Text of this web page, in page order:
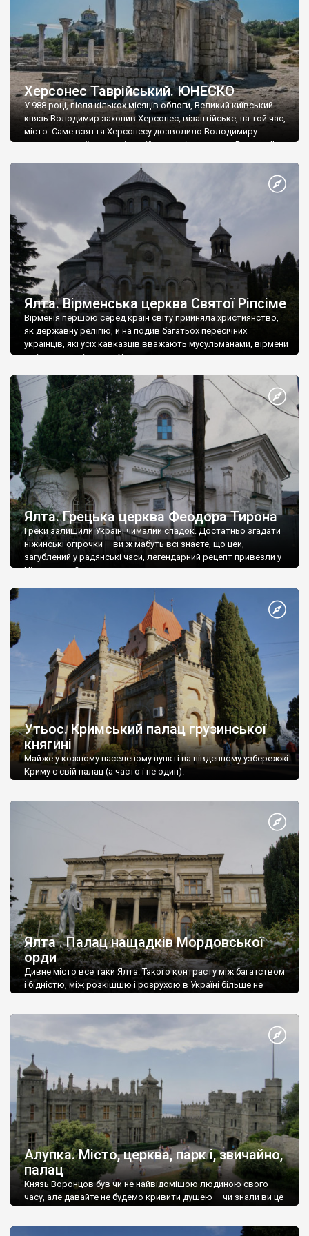
Херсонес Таврійський. ЮНЕСКО
У 988 році, після кількох місяців облоги, Великий київський
князь Володимир захопив Херсонес, візантійське, на той час,
місто. Саме взяття Херсонесу дозволило Володимиру
диктувати свої умови візантійському імператору Василю ІІ, та
Херсонесі Володимир-язичник, став Василем-християнином.
А потім було Хрещення Русі. На честь Херсонесу Таврійського
Ялта. Вірменська церква Святої Ріпсіме
Вірменія першою серед країн світу прийняла християнство,
як державну релігію, й на подив багатьох пересічних
українців, які усіх кавказців вважають мусульманами, вірмени
є відданими вірянами Христа
Ялта. Грецька церква Феодора Тирона
Греки залишили Україні чималий спадок. Достатньо згадати
ніжинські огірочки – ви ж мабуть всі знаєте, що цей,
загублений у радянські часи, легендарний рецепт привезли у
Ніжин греки?
Утьос. Кримський палац грузинської
княгині
Майже у кожному населеному пункті на південному узбережжі
Криму є свій палац (а часто і не один).
Ялта . Палац нащадків Мордовської
орди
Дивне місто все таки Ялта. Такого контрасту між багатством
і бідністю, між розкішшю і розрухою в Україні більше не
Алупка. Місто, церква, парк і, звичайно,
палац
Князь Воронцов був чи не найвідомішою людиною свого
часу, але давайте не будемо кривити душею – чи знали ви це